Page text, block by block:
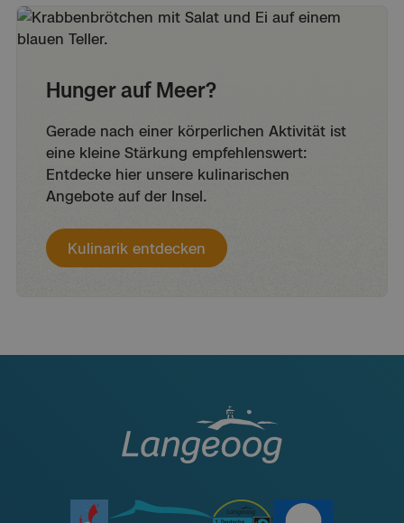
bietet dir Fitness, Kursangebote und
Sportevents in zentraler Lage.
Aktivität ansehen
Sport und Abenteuer
Hunger auf Meer?
Gerade nach einer körperlichen Aktivität ist
eine kleine Stärkung empfehlenswert:
Entdecke hier unsere kulinarischen
Angebote auf der Insel.
Kulinarik entdecken